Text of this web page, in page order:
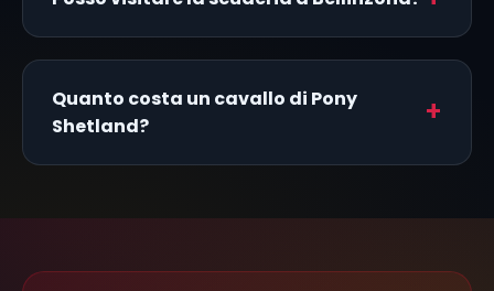
Quanto costa un cavallo di Pony
Shetland?